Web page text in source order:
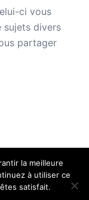
ci vous
divers
partager
la meilleure
à utiliser ce
satisfait.